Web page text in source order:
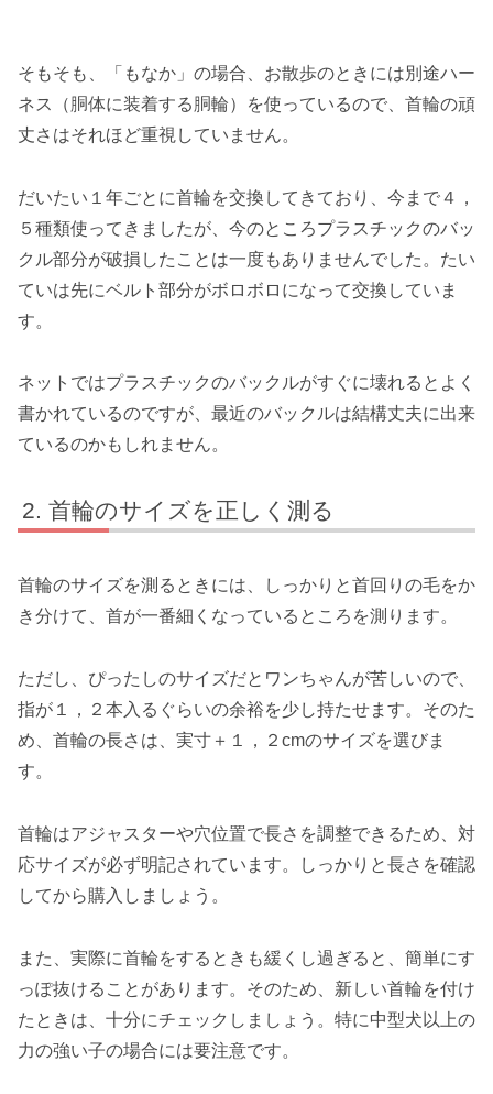
そもそも、「もなか」の場合、お散歩のときには別途ハー
ネス（胴体に装着する胴輪）を使っているので、首輪の頑
丈さはそれほど重視していません。
だいたい１年ごとに首輪を交換してきており、今まで４，
５種類使ってきましたが、今のところプラスチックのバッ
クル部分が破損したことは一度もありませんでした。たい
ていは先にベルト部分がボロボロになって交換していま
す。
ネットではプラスチックのバックルがすぐに壊れるとよく
書かれているのですが、最近のバックルは結構丈夫に出来
ているのかもしれません。
首輪のサイズを正しく測る
首輪のサイズを測るときには、しっかりと首回りの毛をか
き分けて、首が一番細くなっているところを測ります。
ただし、ぴったしのサイズだとワンちゃんが苦しいので、
指が１，２本入るぐらいの余裕を少し持たせます。そのた
め、首輪の長さは、実寸＋１，２cmのサイズを選びま
す。
首輪はアジャスターや穴位置で長さを調整できるため、対
応サイズが必ず明記されています。しっかりと長さを確認
してから購入しましょう。
また、実際に首輪をするときも緩くし過ぎると、簡単にす
っぽ抜けることがあります。そのため、新しい首輪を付け
たときは、十分にチェックしましょう。特に中型犬以上の
力の強い子の場合には要注意です。